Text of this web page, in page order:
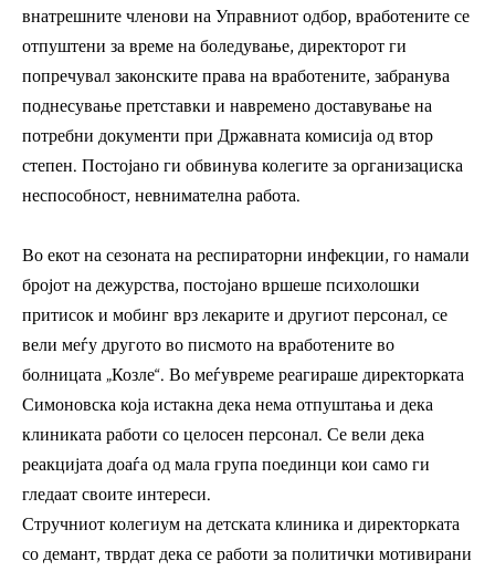
внатрешните членови на Управниот одбор, вработените се
отпуштени за време на боледување, директорот ги
попречувал законските права на вработените, забранува
поднесување претставки и навремено доставување на
потребни документи при Државната комисија од втор
степен. Постојано ги обвинува колегите за организациска
неспособност, невнимателна работа.
Во екот на сезоната на респираторни инфекции, го намали
бројот на дежурства, постојано вршеше психолошки
притисок и мобинг врз лекарите и другиот персонал, се
вели меѓу другото во писмото на вработените во
болницата „Козле“. Во меѓувреме реагираше директорката
Симоновска која истакна дека нема отпуштања и дека
клиниката работи со целосен персонал. Се вели дека
реакцијата доаѓа од мала група поединци кои само ги
гледаат своите интереси.
Стручниот колегиум на детската клиника и директорката
со демант, тврдат дека се работи за политички мотивирани